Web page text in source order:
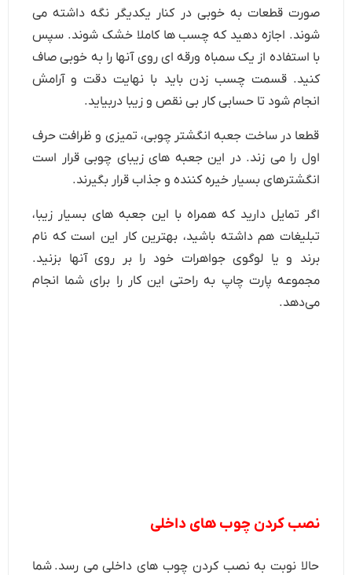
صورت قطعات به خوبی در کنار یکدیگر نگه داشته می
شوند. اجازه دهید که چسب ها کاملا خشک شوند. سپس
با استفاده از یک سمباه ورقه ای روی آنها را به خوبی صاف
کنید. قسمت چسب زدن باید با نهایت دقت و آرامش
انجام شود تا حسابی کار بی نقص و زیبا دربیاید.
قطعا در ساخت جعبه انگشتر چوبی، تمیزی و ظرافت حرف
اول را می زند. در این جعبه های زیبای چوبی قرار است
انگشترهای بسیار خیره کننده و جذاب قرار بگیرند.
اگر تمایل دارید که همراه با این جعبه های بسیار زیبا،
تبلیغات هم داشته باشید، بهترین کار این است که نام
برند و یا لوگوی جواهرات خود را بر روی آنها بزنید.
مجموعه پارت چاپ به راحتی این کار را برای شما انجام
می‌دهد.
نصب کردن چوب های داخلی
حالا نوبت به نصب کردن چوب های داخلی می رسد. شما